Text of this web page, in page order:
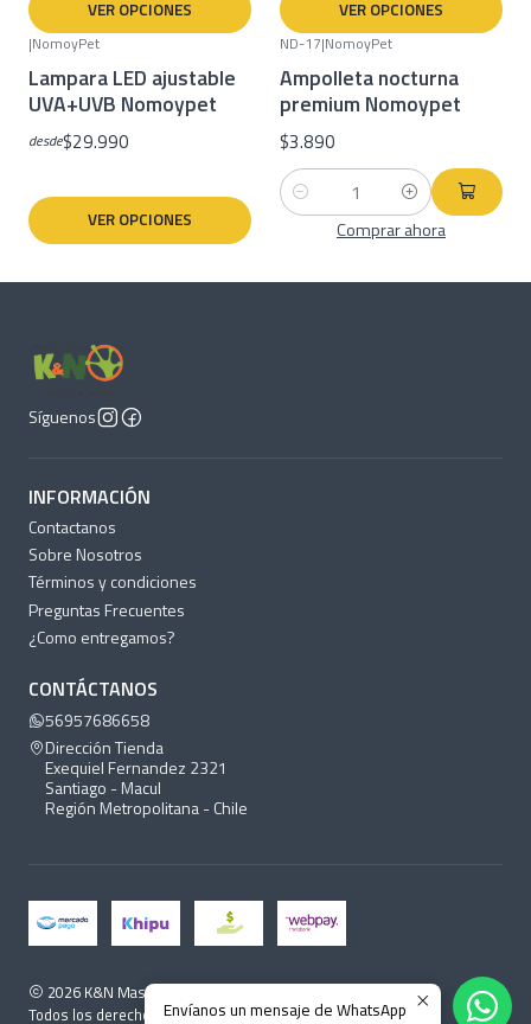
VER OPCIONES VER OPCIONES
|NomoyPet
Lampara LED ajustable
UVA+UVB Nomoypet
desde$29.990
VER OPCIONES
ND-17|NomoyPet
Ampolleta nocturna
premium Nomoypet
$3.890
Cantidad
Comprar ahora
Síguenos
INFORMACIÓN
Contactanos
Sobre Nosotros
Términos y condiciones
Preguntas Frecuentes
¿Como entregamos?
CONTÁCTANOS
56957686658
Dirección Tienda
Exequiel Fernandez 2321
Santiago - Macul
Región Metropolitana - Chile
2026 K&N Mascotas.
Todos los derechos reservados. Desarrollado por Jumpseller
Envíanos un mensaje de WhatsApp